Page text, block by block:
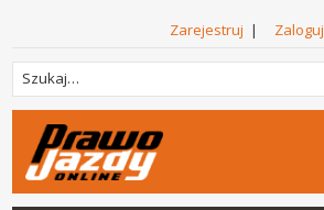
Zarejestruj | Zaloguj